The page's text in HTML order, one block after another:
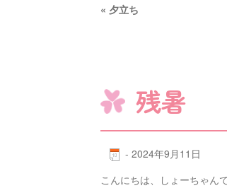
« 夕立ち
残暑
- 2024年9月11日
こんにちは、しょーちゃん